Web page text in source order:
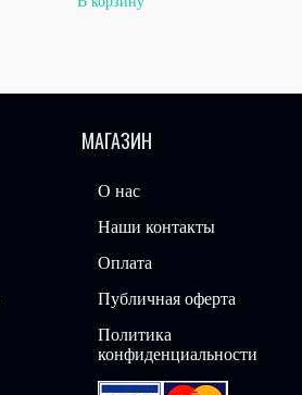
МАГАЗИН
О нас
Наши контакты
Оплата
Публичная оферта
Политика
конфиденциальности